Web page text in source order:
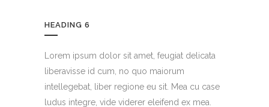
HEADING 6
Lorem ipsum dolor sit amet, feugiat delicata
liberavisse id cum, no quo maiorum
intellegebat, liber regione eu sit. Mea cu case
ludus integre, vide viderer eleifend ex mea.